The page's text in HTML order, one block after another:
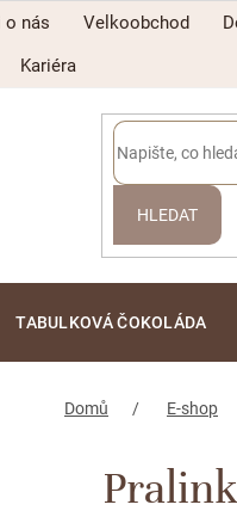
o nás Velkoobchod
Kariéra
HLEDAT
TABULKOVÁ ČOKOLÁDA
Domů E-shop